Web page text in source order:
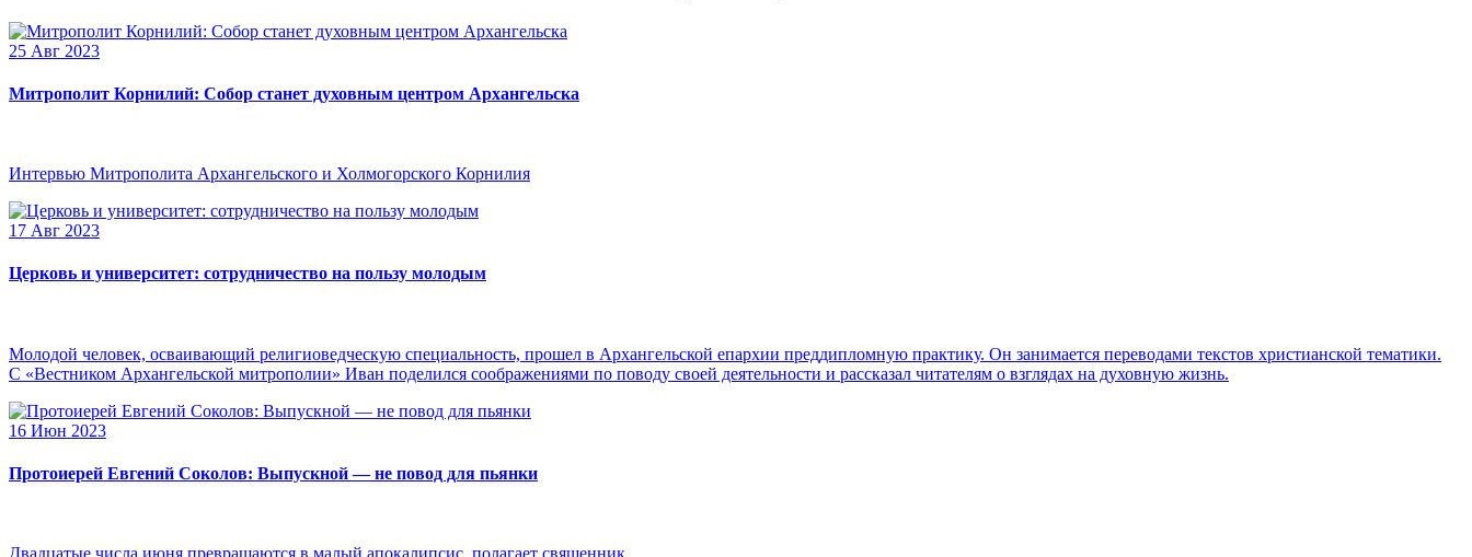
25 Авг 2023
Митрополит Корнилий: Собор станет духовным центром Архангельска
Интервью Митрополита Архангельского и Холмогорского Корнилия
17 Авг 2023
Церковь и университет: сотрудничество на пользу молодым
Молодой человек, осваивающий религиоведческую специальность, прошел в Архангельской епархии преддипломную практику. Он занимается переводами текстов христианской тематики.
С «Вестником Архангельской митрополии» Иван поделился соображениями по поводу своей деятельности и рассказал читателям о взглядах на духовную жизнь.
16 Июн 2023
Протоиерей Евгений Соколов: Выпускной — не повод для пьянки